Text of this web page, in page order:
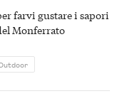
farvi gustare i sapori
Monferrato